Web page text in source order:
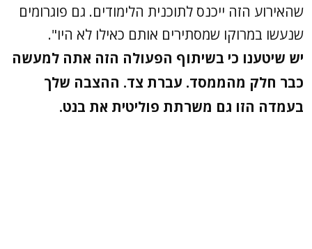
שהאירוע הזה ייכנס לתוכנית הלימודים. גם פוגרומים
שנעשו במרוקו שמסתירים אותם כאילו לא היו".
יש שיטענו כי בשיתוף הפעולה הזה אתה למעשה
כבר חלק מהממסד. עברת צד. ההצבה שלך
בעמדה הזו גם משרתת פוליטית את בנט.